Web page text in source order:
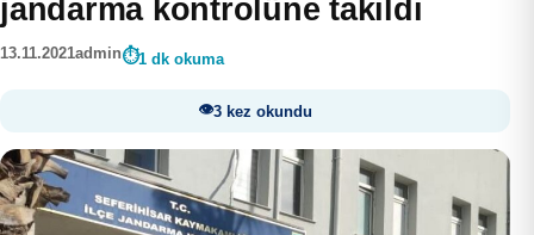
jandarma kontrolüne takıldı
13.11.2021admin 1 dk okuma
3 kez okundu